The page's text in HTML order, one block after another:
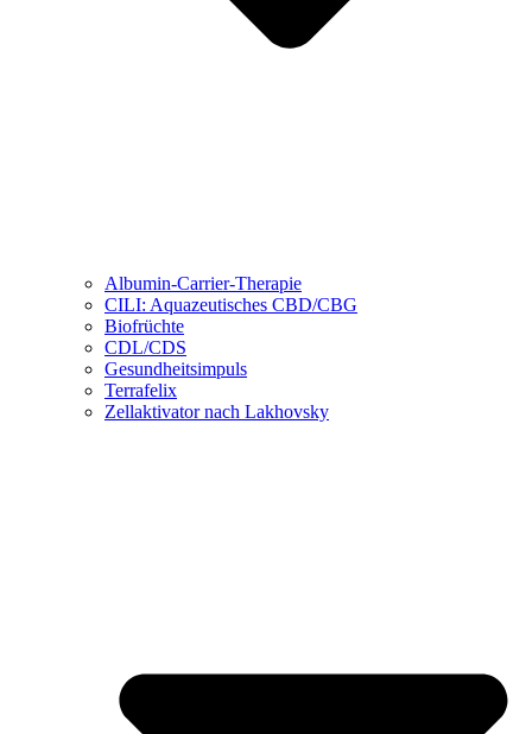
Albumin-Carrier-Therapie
CILI: Aquazeutisches CBD/CBG
Biofrüchte
CDL/CDS
Gesundheitsimpuls
Terrafelix
Zellaktivator nach Lakhovsky